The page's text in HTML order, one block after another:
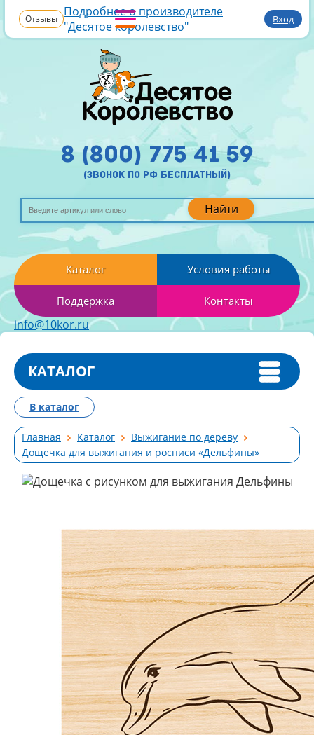
Отзывы Подробнее о производителе
"Десятое королевство"
Вход
Найти
8 (800) 775 41 59
(звонок по рф бесплатный)
Каталог Условия работы
Поддержка Контакты
info@10kor.ru
КАТАЛОГ
Главная Каталог
Выжигание по дереву
Дощечка для выжигания и росписи «Дельфины»
В каталог